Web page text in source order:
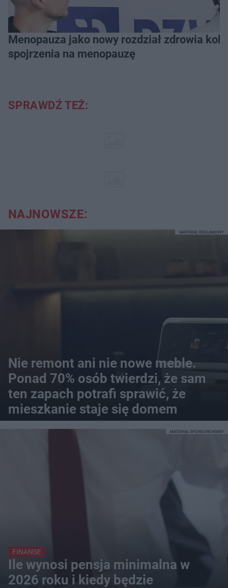
Menopauza jako nowy rozdział zdrowia
spojrzenia na menopauzę
SPRAWDŹ TEŻ:
NAJNOWSZE:
Nie remont ani nie nowe meble.
Ponad 70% osób twierdzi, że sam
ten zapach potrafi sprawić, że
mieszkanie staje się domem
MATERIAŁ REKLAMOWY
FINANSE
Ile wynosi pensja minimalna w
2026 roku i kiedy będzie
MATERIAŁ SPONSOROWANY